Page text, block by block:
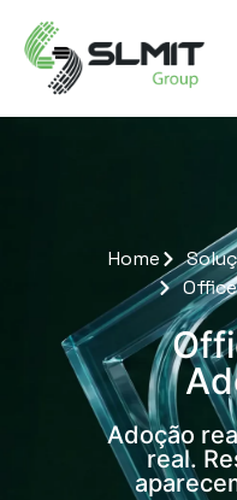
Home
Adoção
real.